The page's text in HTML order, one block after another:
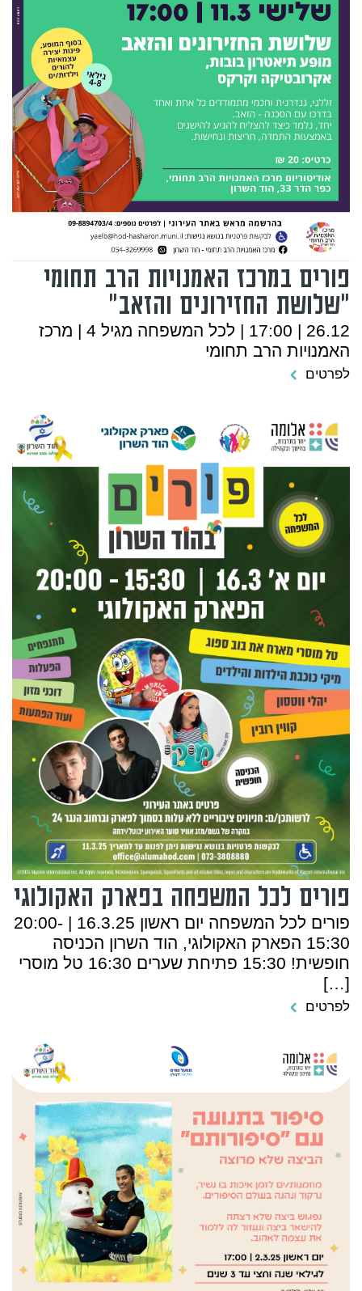
פורים במרכז האמנויות הרב תחומי
"שלושת החזירונים והזאב"
26.12 | 17:00 | לכל המשפחה מגיל 4 | מרכז
האמנויות הרב תחומי
לפרטים
פורים לכל המשפחה בפארק האקולוגי
פורים לכל המשפחה יום ראשון 16.3.25 | 20:00-
15:30 הפארק האקולוגי, הוד השרון הכניסה
חופשית! 15:30 פתיחת שערים 16:30 טל מוסרי
[…]
לפרטים